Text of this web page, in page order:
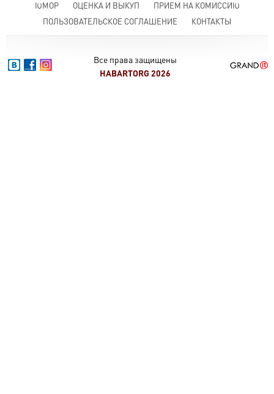
ЮМОР
ОЦЕНКА И ВЫКУП
ПРИЕМ НА КОМИССИЮ
ПОЛЬЗОВАТЕЛЬСКОЕ СОГЛАШЕНИЕ
КОНТАКТЫ
Все права защищены
HABARTORG 2026